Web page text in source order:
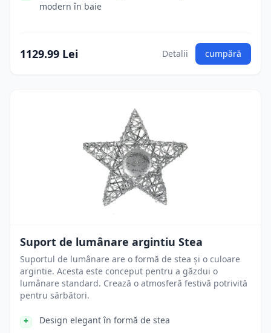
modern în baie
1129.99 Lei Detalii cumpără
Suport de lumânare argintiu Stea
Suportul de lumânare are o formă de stea și o culoare
argintie. Acesta este conceput pentru a găzdui o
lumânare standard. Crează o atmosferă festivă potrivită
pentru sărbători.
Design elegant în formă de stea